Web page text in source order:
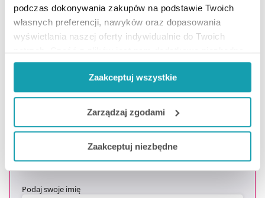
podczas dokonywania zakupów na podstawie Twoich
własnych preferencji, nawyków oraz dopasowania
wyświetlania naszej oferty indywidualnie do Twoich
potrzeb. Część z plików jest nam dodatkowo niezbędna
do prawidłowego działania Portalu oraz jego
funkcjonalności. W zależności od funkcji, dane o tym jak
korzystasz z naszej witryny będą również przekazywane
do naszych Partnerów marketingowych i analitycznych.
Jeżeli chcesz dostosować swoją zgodę i wybrać tylko
niektóre dodatkowe funkcje, z którymi wiąże się
zbieranie danych o Twojej aktywności dokonaj
zgodami”.
Zaakceptuj wszystkie
Zarządzaj zgodami
Zaakceptuj niezbędne
Zapisz się do newslettera
OTRZYMAJ KOD NA DARMOWĄ
DOSTAWĘ*
* Oferta dotyczy zakupów powyżej 149 zł na wybrane formy
dostawy. Szczegóły w regulaminie -kliknij tutaj.
Podaj swoje imię